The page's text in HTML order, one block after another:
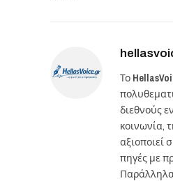
Το
διεθνούς
κοινωνία,
αξιοποιεί
πηγές με